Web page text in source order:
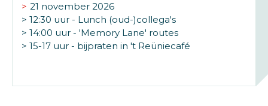
21 november 2026
> 12:30 uur - Lunch (oud-)collega's
> 14:00 uur - 'Memory Lane' routes
> 15-17 uur - bijpraten in 't Reüniecafé